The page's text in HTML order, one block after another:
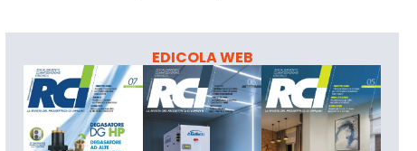
EDICOLA WEB